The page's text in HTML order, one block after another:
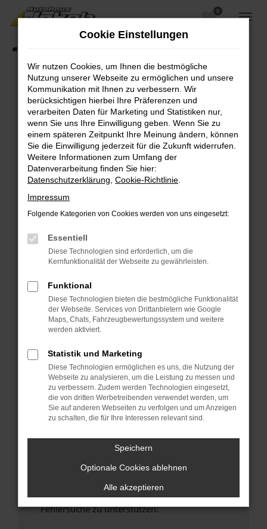
Zum
Hauptinhalt
0
Fehler: Network Error
Beim Laden ist ein Fehler aufgetreten.
Hier sind ein paar Tipps, die dir helfen können:
Überprüfe deine Firewall und deine
Internetverbindung.
Laden andere Webseiten, zum Beispiel deine
Suchmaschine?
Prüfe deine Browsererweiterungen.
Manche Erweiterungen, wie Werbeblocker,
können das Laden bestimmter Seiten
verhindern. Funktioniert die Seite in einem
Fenster?
Starte dein Gerät neu.
Das kann manchmal helfen, vorübergehende
Probleme zu beheben.
Betriebssystem auf dem neuesten Stand
sind.
Veraltete Software birgt nicht nur ein
Sicherheitsrisiko, sondern kann auch dazu
führen, dass bestimmte Funktionen nicht mehr
unterstützt werden.
Wende dich an den Webseitenbetreiber.
Wenn du alle oben genannten Schritte versucht
hast, kontaktiere uns bitte. Wir werden
versuchen, das Problem zu beheben. Du kannst
uns diesen Text schicken, um uns bei der
Fehlersuche zu unterstützen:
Cookie Einstellungen
Wir nutzen Cookies, um Ihnen die bestmögliche
Nutzung unserer Webseite zu ermöglichen und unsere
Kommunikation mit Ihnen zu verbessern. Wir
berücksichtigen hierbei Ihre Präferenzen und
verarbeiten Daten für Marketing und Statistiken nur,
wenn Sie uns Ihre Einwilligung geben. Wenn Sie zu
einem späteren Zeitpunkt Ihre Meinung ändern, können
Sie die Einwilligung jederzeit für die Zukunft widerrufen.
Weitere Informationen zum Umfang der
Datenverarbeitung finden Sie hier:
Datenschutzerklärung Cookie-Richtlinie
Impressum
Folgende Kategorien von Cookies werden von uns eingesetzt:
Essentiell
Diese Technologien sind erforderlich, um die
Kernfunktionalität der Webseite zu gewährleisten.
Funktional
Diese Technologien bieten die bestmögliche Funktionalität
der Webseite. Services von Drittanbietern wie Google
Maps, Chats, Fahrzeugbewertungssystem und weitere
werden aktiviert.
Statistik und Marketing
Diese Technologien ermöglichen es uns, die Nutzung der
Webseite zu analysieren, um die Leistung zu messen und
zu verbessern. Zudem werden Technologien eingesetzt,
die von dritten Werbetreibenden verwendet werden, um
Sie auf anderen Webseiten zu verfolgen und um Anzeigen
zu schalten, die für Ihre Interessen relevant sind.
Speichern
Optionale Cookies ablehnen
Alle akzeptieren